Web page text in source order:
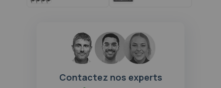
Contactez nos experts